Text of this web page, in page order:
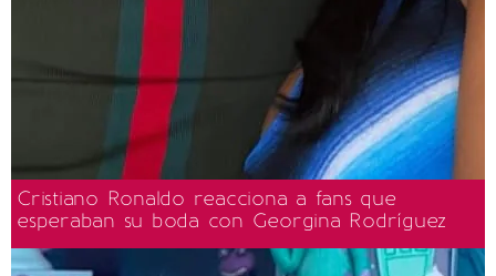
Cristiano Ronaldo reacciona a fans que
esperaban su boda con Georgina Rodríguez